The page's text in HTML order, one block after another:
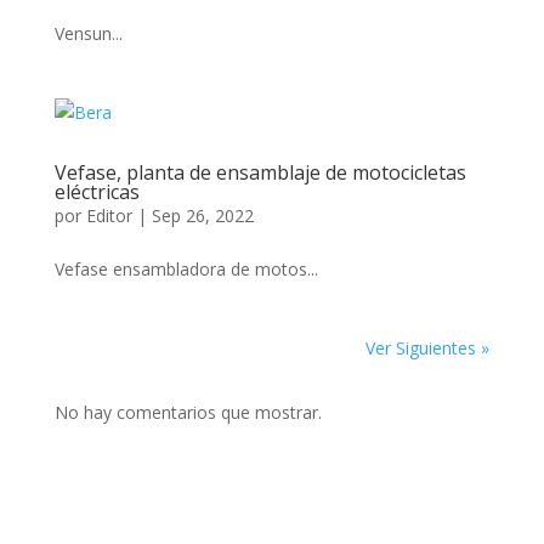
Vensun...
Vefase, planta de ensamblaje de motocicletas
eléctricas
por Editor| Sep 26, 2022
Vefase ensambladora de motos...
Ver Siguientes »
No hay comentarios que mostrar.